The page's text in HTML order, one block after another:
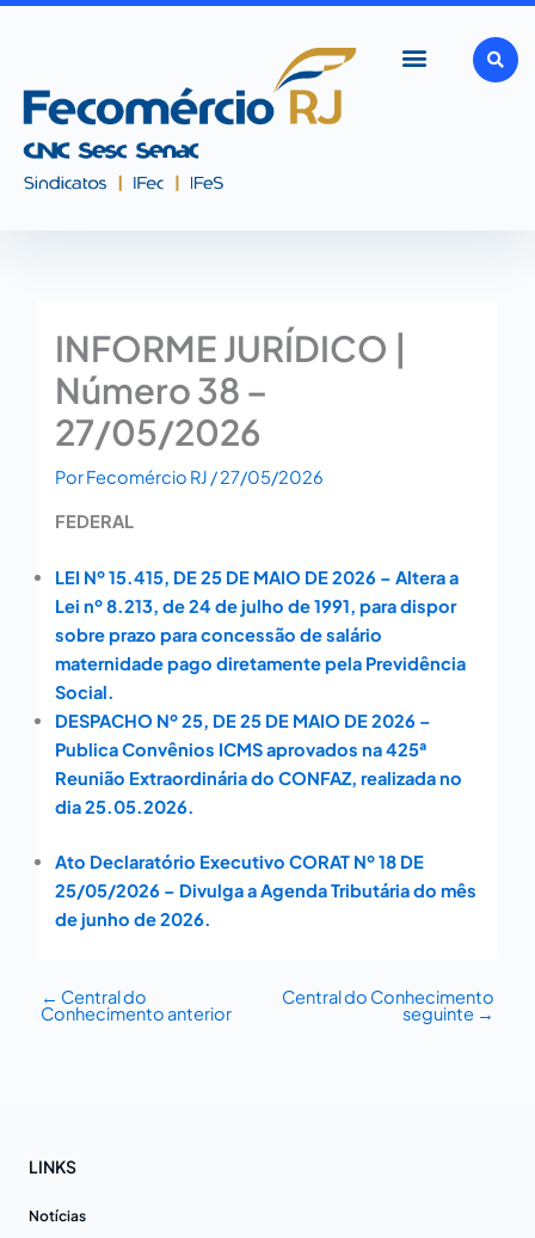
Ir
conteúdo
INFORME JURÍDICO |
Número 38 –
27/05/2026
PorFecomércio RJ /27/05/2026
FEDERAL
LEI Nº 15.415, DE 25 DE MAIO DE 2026 – Altera a
Lei nº 8.213, de 24 de julho de 1991, para dispor
sobre prazo para concessão de salário
maternidade pago diretamente pela Previdência
Social.
DESPACHO Nº 25, DE 25 DE MAIO DE 2026 –
Publica Convênios ICMS aprovados na 425ª
Reunião Extraordinária do CONFAZ, realizada no
dia 25.05.2026.
Ato Declaratório Executivo CORAT Nº 18 DE
25/05/2026 – Divulga a Agenda Tributária do mês
de junho de 2026.
← Central do
Conhecimento anterior
Central do Conhecimento
seguinte →
LINKS
Notícias